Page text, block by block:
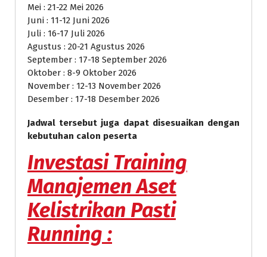
Mei : 21-22 Mei 2026
Juni : 11-12 Juni 2026
Juli : 16-17 Juli 2026
Agustus : 20-21 Agustus 2026
September : 17-18 September 2026
Oktober : 8-9 Oktober 2026
November : 12-13 November 2026
Desember : 17-18 Desember 2026
Jadwal tersebut juga dapat disesuaikan dengan
kebutuhan calon peserta
Investasi Training
Manajemen Aset
Kelistrikan Pasti
Running :